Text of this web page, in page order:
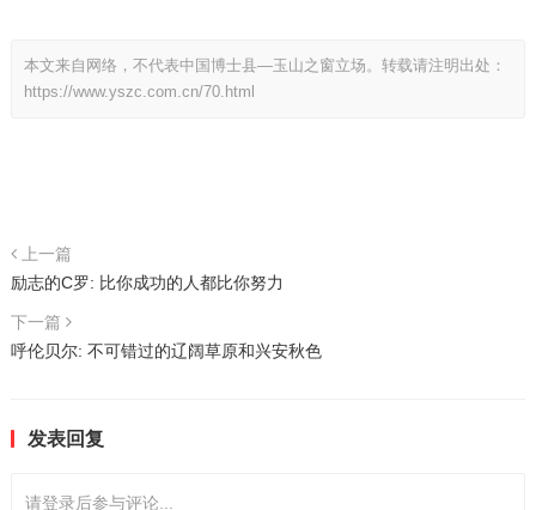
本文来自网络，不代表中国博士县—玉山之窗立场。转载请注明出处：
https://www.yszc.com.cn/70.html
上一篇
励志的C罗: 比你成功的人都比你努力
下一篇
呼伦贝尔: 不可错过的辽阔草原和兴安秋色
发表回复
请登录后参与评论...